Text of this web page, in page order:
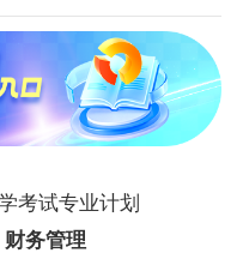
考试专业计划
财务管理